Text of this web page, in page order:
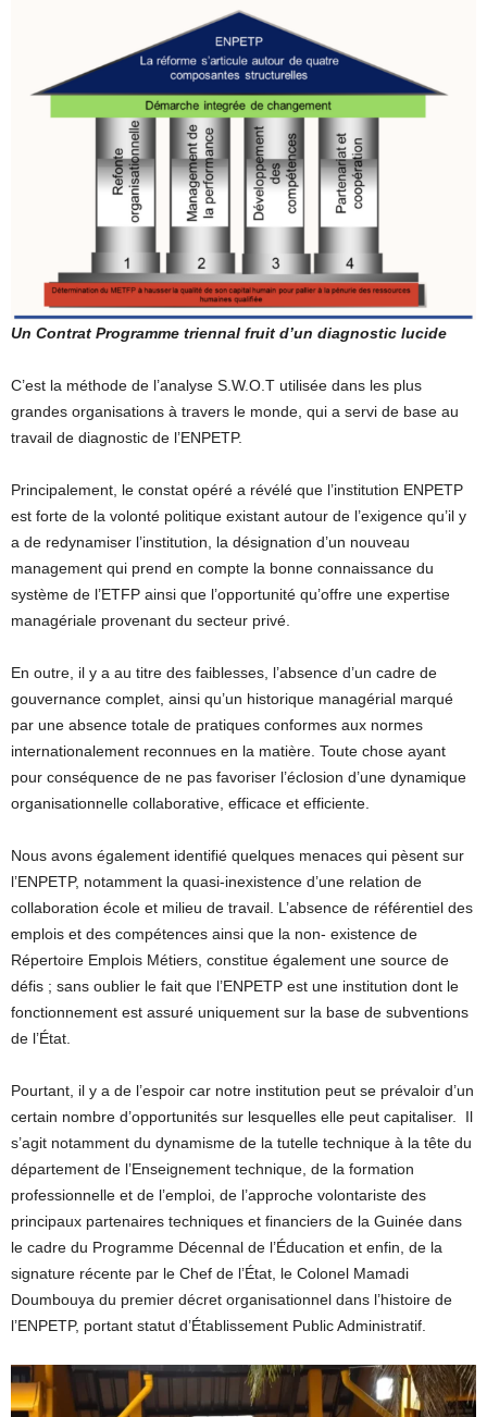
Un Contrat Programme triennal fruit d’un diagnostic lucide
C’est la méthode de l’analyse S.W.O.T utilisée dans les plus
grandes organisations à travers le monde, qui a servi de base au
travail de diagnostic de l’ENPETP.
Principalement, le constat opéré a révélé que l’institution ENPETP
est forte de la volonté politique existant autour de l’exigence qu’il y
a de redynamiser l’institution, la désignation d’un nouveau
management qui prend en compte la bonne connaissance du
système de l’ETFP ainsi que l’opportunité qu’offre une expertise
managériale provenant du secteur privé.
En outre, il y a au titre des faiblesses, l’absence d’un cadre de
gouvernance complet, ainsi qu’un historique managérial marqué
par une absence totale de pratiques conformes aux normes
internationalement reconnues en la matière. Toute chose ayant
pour conséquence de ne pas favoriser l’éclosion d’une dynamique
organisationnelle collaborative, efficace et efficiente.
Nous avons également identifié quelques menaces qui pèsent sur
l’ENPETP, notamment la quasi-inexistence d’une relation de
collaboration école et milieu de travail. L’absence de référentiel des
emplois et des compétences ainsi que la non- existence de
Répertoire Emplois Métiers, constitue également une source de
défis ; sans oublier le fait que l’ENPETP est une institution dont le
fonctionnement est assuré uniquement sur la base de subventions
de l’État.
Pourtant, il y a de l’espoir car notre institution peut se prévaloir d’un
certain nombre d’opportunités sur lesquelles elle peut capitaliser. Il
s’agit notamment du dynamisme de la tutelle technique à la tête du
département de l’Enseignement technique, de la formation
professionnelle et de l’emploi, de l’approche volontariste des
principaux partenaires techniques et financiers de la Guinée dans
le cadre du Programme Décennal de l’Éducation et enfin, de la
signature récente par le Chef de l’État, le Colonel Mamadi
Doumbouya du premier décret organisationnel dans l’histoire de
l’ENPETP, portant statut d’Établissement Public Administratif.